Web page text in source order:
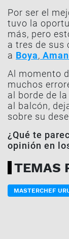
Por ser el
tuvo la
más, pero
a tres de sus
a Boya,
Al momento
muchos
al borde de
al balcón,
sobre su
¿Qué te
opinión en
TEMAS
MASTERCHEF